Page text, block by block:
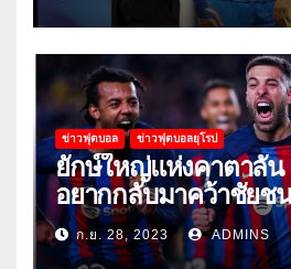
ข่าวฟุตบอล ข่าวฟุตบอลยุโรป
ยักษ์ใหญ่แห่งคาตาลัน
อยากกลับมาคว้าชัยช
พวกเขาเปิดบ้านรับมือ
ก.ย. 28, 2023 ADMINS